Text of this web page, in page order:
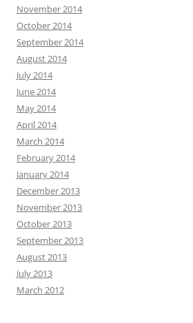
November 2014
October 2014
September 2014
August 2014
July 2014
June 2014
May 2014
April 2014
March 2014
February 2014
January 2014
December 2013
November 2013
October 2013
September 2013
August 2013
July 2013
March 2012